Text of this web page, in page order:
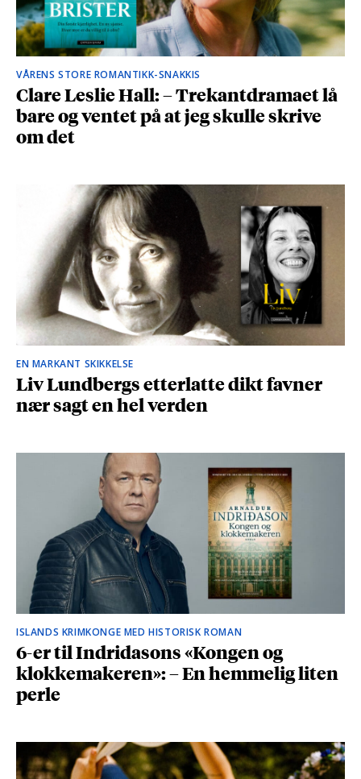
VÅRENS STORE ROMANTIKK-SNAKKIS
Clare Leslie Hall: – Trekantdramaet lå
bare og ventet på at jeg skulle skrive
om det
EN MARKANT SKIKKELSE
Liv Lundbergs etterlatte dikt favner
nær sagt en hel verden
ISLANDS KRIMKONGE MED HISTORISK ROMAN
6-er til Indridasons «Kongen og
klokkemakeren»: – En hemmelig liten
perle